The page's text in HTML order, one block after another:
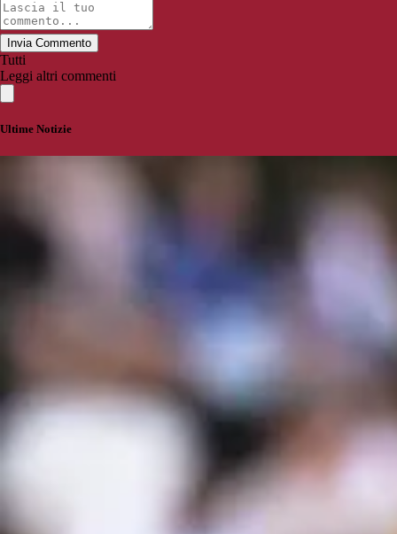
Invia Commento
Tutti
Leggi altri commenti
Ultime Notizie